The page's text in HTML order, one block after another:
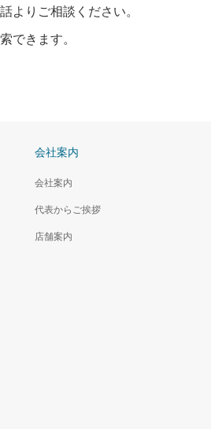
よりご相談ください。
できます。
会社案内
会社案内
代表からご挨拶
店舗案内